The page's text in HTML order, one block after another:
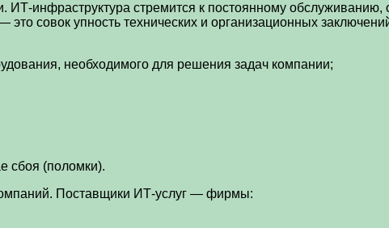
ИТ-инфраструктура стремится к постоянному
совок упность технических и организационных
необходимого для решения задач компании;
сбоя (поломки).
Поставщики ИТ-услуг — фирмы: